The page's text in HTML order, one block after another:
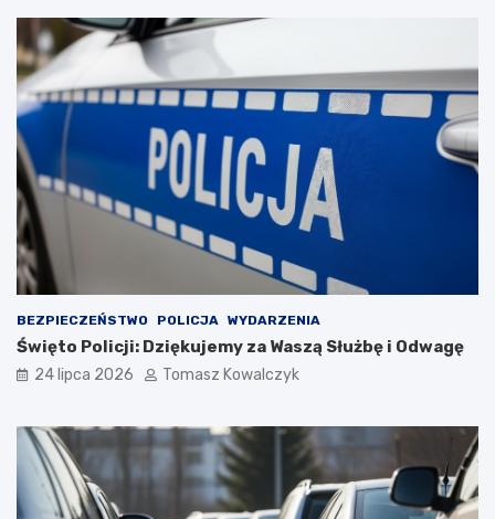
BEZPIECZEŃSTWO POLICJA WYDARZENIA
Święto Policji: Dziękujemy za Waszą Służbę i Odwagę
24 lipca 2026 Tomasz Kowalczyk